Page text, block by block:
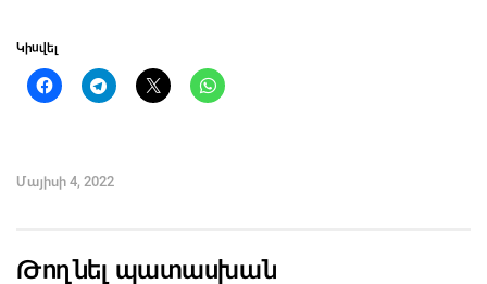
Կիսվել
Մայիսի 4, 2022
Թողնել պատասխան